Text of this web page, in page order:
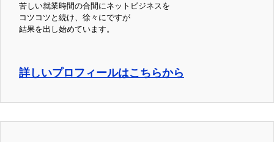
苦しい就業時間の合間にネットビジネスを
コツコツと続け、徐々にですが
結果を出し始めています。
詳しいプロフィールはこちらから